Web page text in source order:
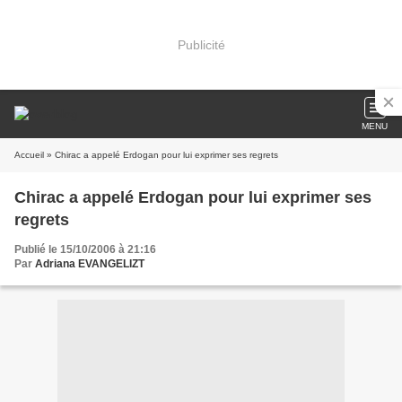
Publicité
MENU
Accueil » Chirac a appelé Erdogan pour lui exprimer ses regrets
Chirac a appelé Erdogan pour lui exprimer ses
regrets
Publié le 15/10/2006 à 21:16
Par Adriana EVANGELIZT